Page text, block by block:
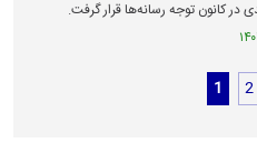
کانون توجه رسانه‌ها قرار گرفت.
1 2